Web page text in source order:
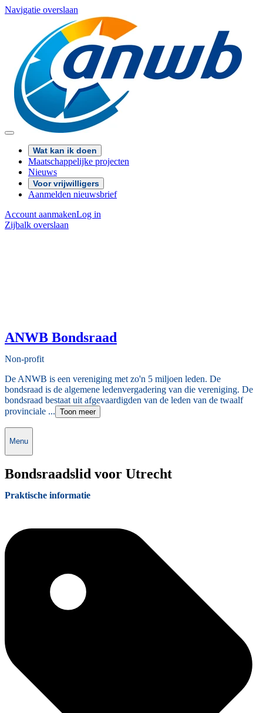
Navigatie overslaan
Wat kan ik doen
Maatschappelijke projecten
Nieuws
Voor vrijwilligers
Aanmelden nieuwsbrief
Account aanmakenLog in
Zijbalk overslaan
ANWB Bondsraad
Non-profit
De ANWB is een vereniging met zo'n 5 miljoen leden. De
bondsraad is de algemene ledenvergadering van die vereniging. De
bondsraad bestaat uit afgevaardigden van de leden van de twaalf
provinciale ... Toon meer
Menu
Bondsraadslid voor Utrecht
Praktische informatie